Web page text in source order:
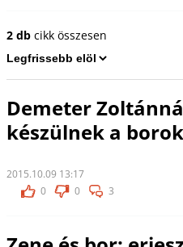
2 dbcikk összesen
Demeter
készülnek a borok
2015.10.09 13:17
0
0 3